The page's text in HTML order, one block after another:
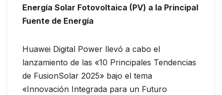
Energía Solar Fotovoltaica (PV) a la Principal
Fuente de Energía
Huawei Digital Power llevó a cabo el
lanzamiento de las «10 Principales Tendencias
de FusionSolar 2025» bajo el tema
«Innovación Integrada para un Futuro